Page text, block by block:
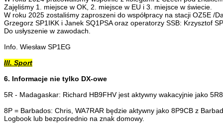
Zajęliśmy 1. miejsce w OK, 2. miejsce w EU i 3. miejsce w świecie.
W roku 2025 zostaliśmy zaproszeni do współpracy na stacji OZ5E /
Grzegorz SP1IKK i Janek SQ1PSA oraz operatorzy SSB: Krzysztof
Do usłyszenie w zawodach.
Info. Wiesław SP1EG
III. Sport
6. Informacje nie tylko DX-owe
5R - Madagaskar: Richard HB9FHV jest aktywny wakacyjnie jako
8P = Barbados: Chris, WA7RAR będzie aktywny jako 8P9CB z
Logbook lub bezpośrednio na znak domowy.